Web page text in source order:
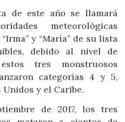
de este año se llamará
meteorológicas
y “María” de su lista
debido al nivel de
tres monstruosos
categorías 4 y 5,
Unidos y el Caribe.
de 2017, los tres